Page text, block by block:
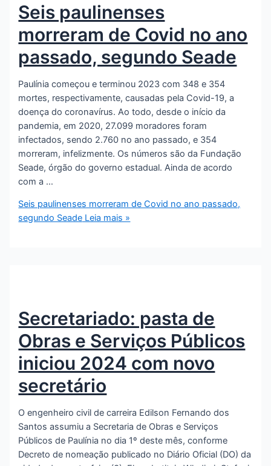
Seis paulinenses
morreram de Covid no ano
passado, segundo Seade
Paulínia começou e terminou 2023 com 348 e 354
mortes, respectivamente, causadas pela Covid-19, a
doença do coronavírus. Ao todo, desde o início da
pandemia, em 2020, 27.099 moradores foram
infectados, sendo 2.760 no ano passado, e 354
morreram, infelizmente. Os números são da Fundação
Seade, órgão do governo estadual. Ainda de acordo
com a …
Seis paulinenses morreram de Covid no ano passado,
segundo Seade Leia mais »
Secretariado: pasta de
Obras e Serviços Públicos
iniciou 2024 com novo
secretário
O engenheiro civil de carreira Edilson Fernando dos
Santos assumiu a Secretaria de Obras e Serviços
Públicos de Paulínia no dia 1º deste mês, conforme
Decreto de nomeação publicado no Diário Oficial (DO) da